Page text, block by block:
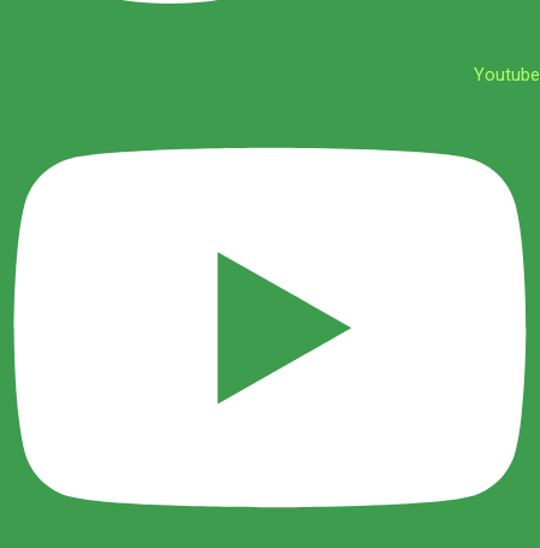
Youtube